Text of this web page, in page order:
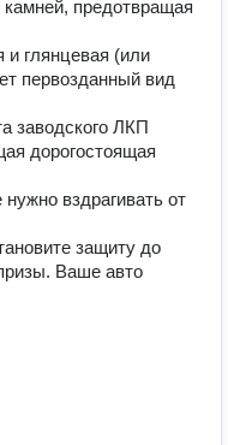
предотвращая
глянцевая (или
первозданный вид
заводского ЛКП
дорогостоящая
вздрагивать от
защиту до
Ваше авто